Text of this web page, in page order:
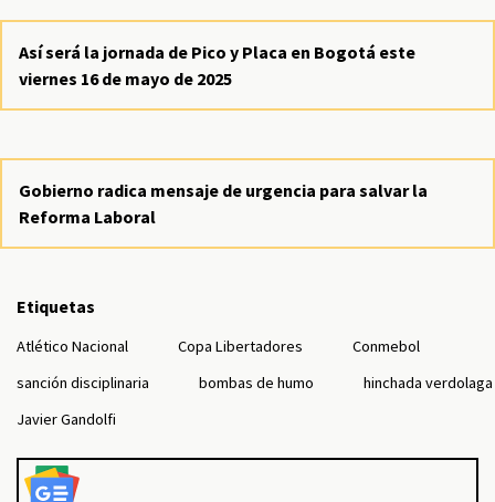
Así será la jornada de Pico y Placa en Bogotá este
viernes 16 de mayo de 2025
Gobierno radica mensaje de urgencia para salvar la
Reforma Laboral
Etiquetas
Atlético Nacional Copa Libertadores
Conmebol
sanción disciplinaria
bombas de humo
hinchada verdolaga
Javier Gandolfi